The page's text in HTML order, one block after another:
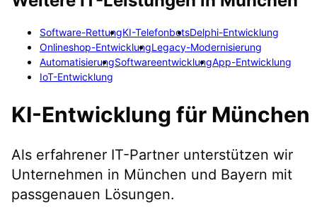
Software-RettungKI-TelefonbotsDelphi-Entwicklung
Onlineshop-EntwicklungLegacy-Modernisierung
AutomatisierungSoftwareentwicklungApp-Entwicklung
IoT-Entwicklung
KI-Entwicklung für München
Als erfahrener IT-Partner unterstützen wir
Unternehmen in München und Bayern mit
passgenauen Lösungen.